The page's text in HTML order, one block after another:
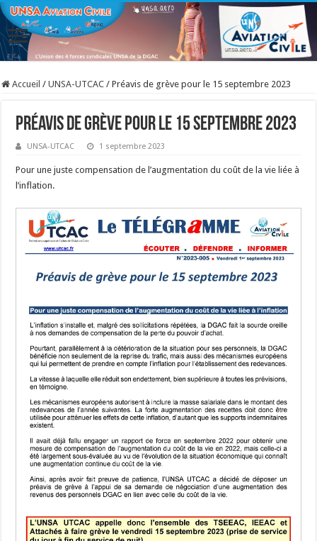
Accueil / UNSA-UTCAC / Préavis de grève pour le 15 septembre 2023
Préavis de grève pour le 15 septembre 2023
UNSA-UTCAC 1 septembre 2023
Pour une juste compensation de l’augmentation du coût de la vie liée à
l’inflation.